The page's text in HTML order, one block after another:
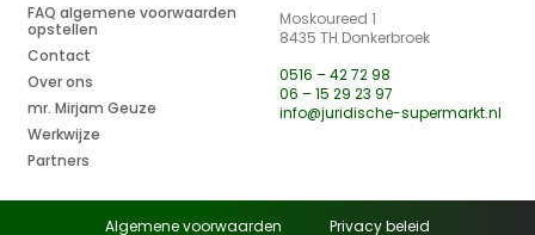
FAQ algemene voorwaarden
opstellen
Contact
Over ons
mr. Mirjam Geuze
Werkwijze
Partners
Moskoureed 1
8435 TH Donkerbroek
0516 – 42 72 98
06 – 15 29 23 97
info@juridische-supermarkt.nl
Algemene voorwaarden Privacy beleid